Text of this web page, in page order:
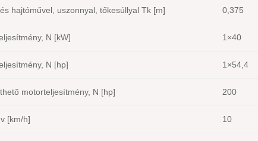
hajtóművel, uszonnyal, tőkesúllyal Tk [m] 0,375
N [kW] 1×40
N [hp] 1×54,4
motorteljesítmény, N [hp] 200
[km/h] 10